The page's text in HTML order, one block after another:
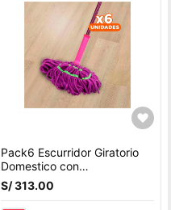
Pack6 Escurridor Giratorio
Domestico con
Autoexprimidor Y+Regalo
Sticker
S/ 313.00